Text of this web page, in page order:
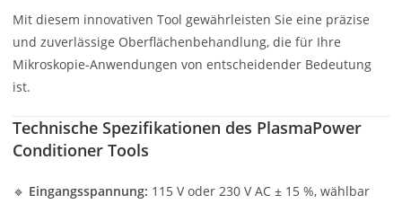
Mit diesem innovativen Tool gewährleisten Sie eine präzise
und zuverlässige Oberflächenbehandlung, die für Ihre
Mikroskopie-Anwendungen von entscheidender Bedeutung
ist.
Technische Spezifikationen des PlasmaPower
Conditioner Tools
🔹 Eingangsspannung: 115 V oder 230 V AC ± 15 %, wählbar